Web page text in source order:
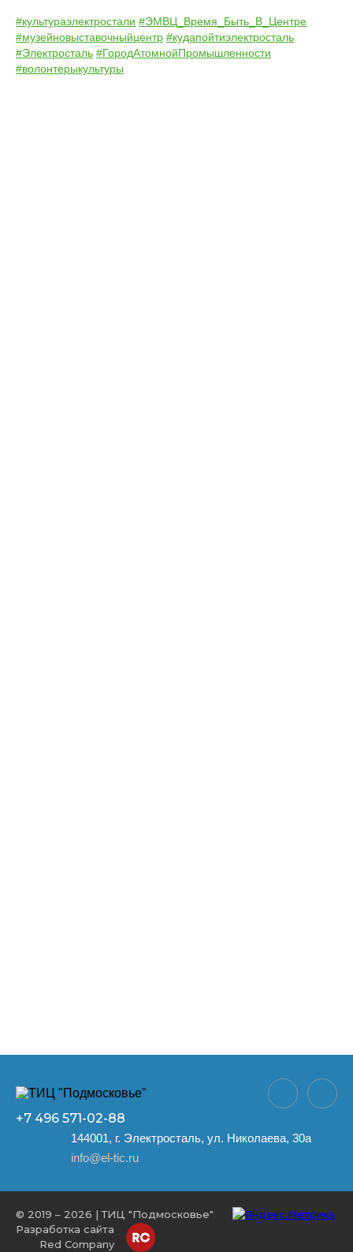
#культураэлектростали #ЭМВЦ_Время_Быть_В_Центре
#музейновыставочныйцентр #кудапойтиэлектросталь
#Электросталь #ГородАтомнойПромышленности
#волонтерыкультуры
+7 496 571-02-88
144001, г. Электросталь, ул. Николаева, 30а
info@el-tic.ru
© 2019 – 2026 | ТИЦ "Подмосковье"
Разработка сайта
Red Company